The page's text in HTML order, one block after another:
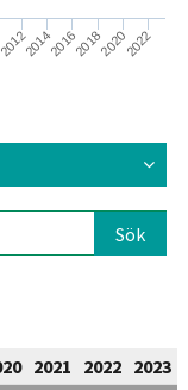
20142016201820202022
2021 2022 2023